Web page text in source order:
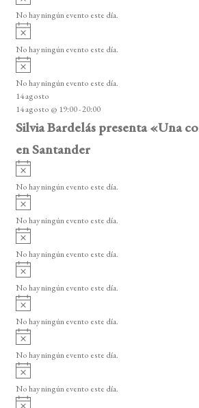
o
v
i
o
No hay ningún evento este día.
A
v
i
o
No hay ningún evento este día.
A
v
i
s
o
No hay ningún evento este día.
14 agosto
14 agosto @ 19:00-20:00
Silvia Bardelás presenta «Una
en Santander
A
v
i
o
No hay ningún evento este día.
A
v
i
o
No hay ningún evento este día.
A
v
i
o
No hay ningún evento este día.
A
v
i
o
No hay ningún evento este día.
A
v
i
o
No hay ningún evento este día.
A
v
i
o
No hay ningún evento este día.
A
v
i
No hay ningún evento este día.
A